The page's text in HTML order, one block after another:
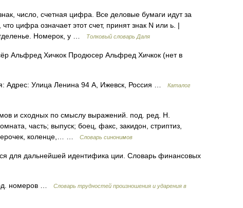
число, счетная цифра. Все деловые бумаги идут за
цифра означает этот счет, принят знак N или ь. |
Номерок, у …
Толковый словарь Даля
Альфред Хичкок Продюсер Альфред Хичкок (нет в
Адрес: Улица Ленина 94 А, Ижевск, Россия …
Каталог
и сходных по смыслу выражений. под. ред. Н.
часть; выпуск; боец, факс, закидон, стриптиз,
коленце,… …
Словарь синонимов
для дальнейшей идентифика ции. Словарь финансовых
номеров …
Словарь трудностей произношения и ударения в